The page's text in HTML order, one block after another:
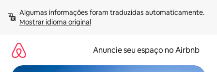
para
Mostrar idioma original
Anuncie seu espaço no Airbnb